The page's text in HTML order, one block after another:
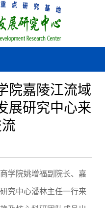
院嘉陵江流域
展研究中心来
学院姚增福副院长、嘉
究中心潘林主任一行来